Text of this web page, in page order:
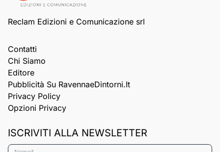
Reclam Edizioni e Comunicazione srl
Contatti
Chi Siamo
Editore
Pubblicità Su RavennaeDintorni.it
Privacy Policy
Opzioni Privacy
ISCRIVITI ALLA NEWSLETTER
Nome*